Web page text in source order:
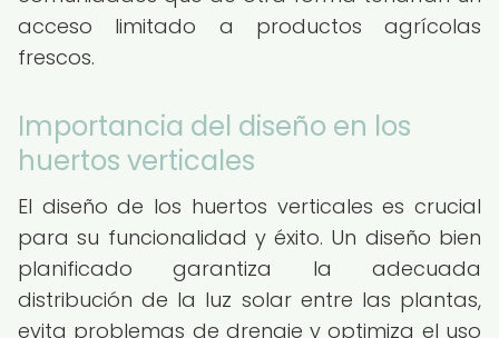
acceso limitado a productos agrícolas
frescos.
Importancia del diseño en los
huertos verticales
El diseño de los huertos verticales es crucial
para su funcionalidad y éxito. Un diseño bien
planificado garantiza la adecuada
distribución de la luz solar entre las plantas,
evita problemas de drenaje y optimiza el uso